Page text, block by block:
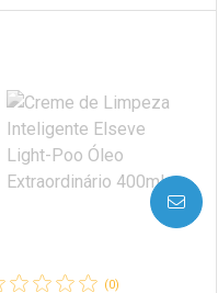
Laboratório
Por Menos
(0)
AVISE-ME